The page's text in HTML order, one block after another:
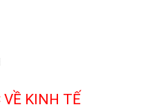
VỀ KINH TẾ